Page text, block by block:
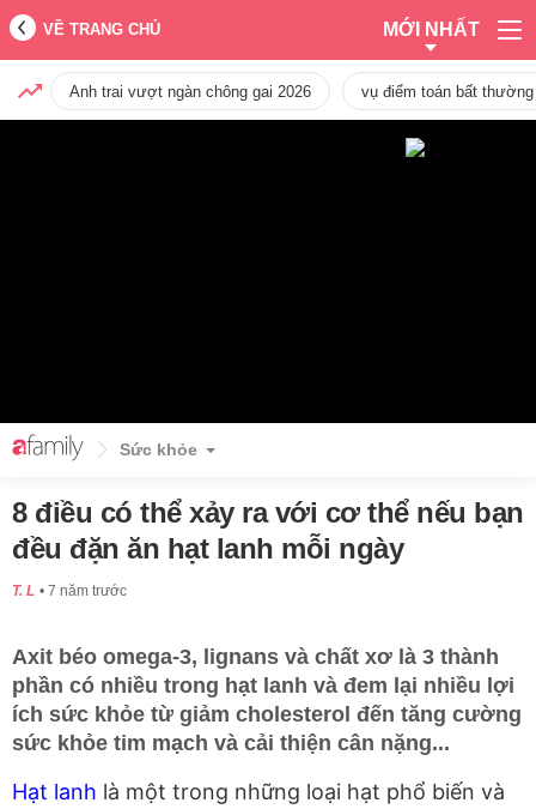
VỀ TRANG CHỦ MỚI NHẤT
Anh trai vượt ngàn chông gai 2026 vụ điểm toán bất
Sức khỏe
8 điều có thể xảy ra với cơ thể nếu bạn
đều đặn ăn hạt lanh mỗi ngày
T. L 7 năm trước
Axit béo omega-3, lignans và chất xơ là 3 thành
phần có nhiều trong hạt lanh và đem lại nhiều lợi
ích sức khỏe từ giảm cholesterol đến tăng cường
sức khỏe tim mạch và cải thiện cân nặng...
Hạt lanh là một trong những loại hạt phổ biến và